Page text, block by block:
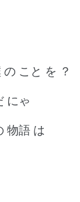
こと を ？
にゃ
物語 は